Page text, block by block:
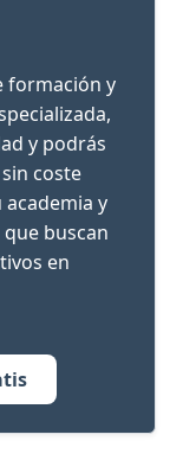
formación y
y podrás
coste
y
buscan
en